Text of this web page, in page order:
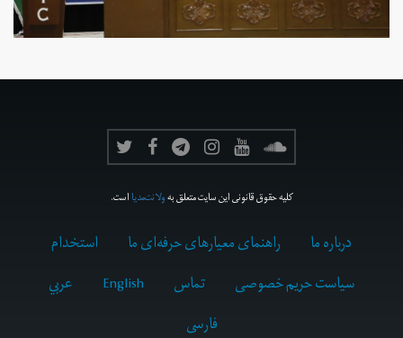
کلیه حقوق قانونی این سایت متعلق بهولانت‌مدیااست.
درباره ما راهنمای معیارهای حرفه‌ای ما
استخدام
سیاست حریم خصوصی
تماس English
عربي
فارسى